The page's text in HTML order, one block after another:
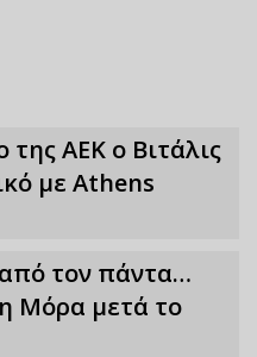
ΑΕΚ ο Βιτάλις
με Athens
τον πάντα…
Μόρα μετά το